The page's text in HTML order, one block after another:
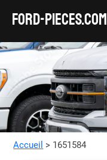
FORD-pieces.com
Accueil > 1651584